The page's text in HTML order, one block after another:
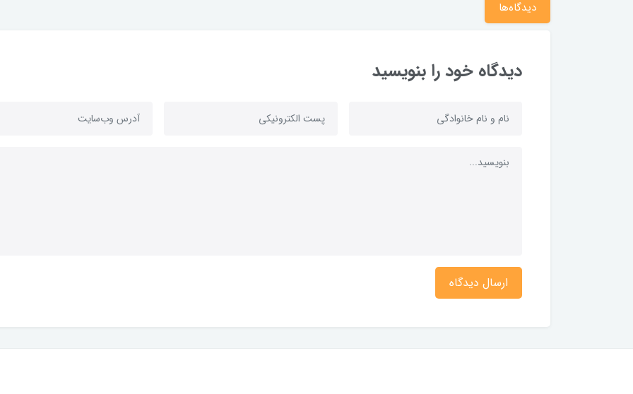
دیدگاه‌ها
دیدگاه خود را بنویسید
ارسال دیدگاه